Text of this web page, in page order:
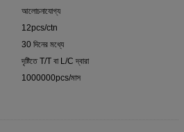
আলোচনাযোগ্য
12pcs/ctn
30 দিনের মধ্যে
দৃষ্টিতে T/T বা L/C দ্বারা
1000000pcs/মাস